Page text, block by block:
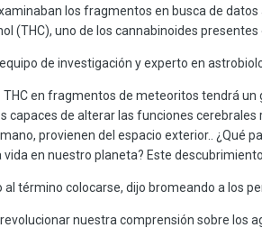
los fragmentos en busca de
(THC), uno de los cannabinoides presentes
de investigación y experto en
THC en fragmentos de meteoritos tendrá
capaces de alterar las funciones
provienen del espacio exterior.. ¿Qué
vida en nuestro planeta? Este
al término colocarse, dijo bromeando a los
nuestra comprensión sobre los